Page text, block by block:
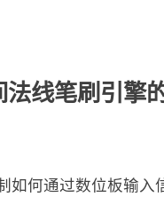
法线笔刷引擎
如何通过数位板输入